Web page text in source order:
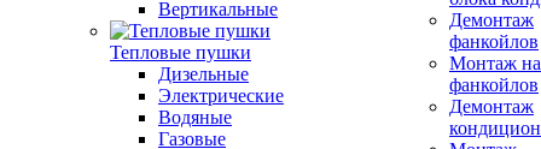
Вертикальные
Тепловые пушки
Дизельные
Электрические
Водяные
Газовые
Демонтаж
фанкойлов
Монтаж
фанкойлов
Демонтаж